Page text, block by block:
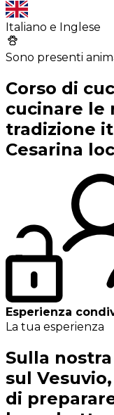
Italiano e Inglese
Sono presenti
Corso di
cucinare le
tradizione
Cesarina
Esperienza
La tua esperienza
Sulla
sul
di